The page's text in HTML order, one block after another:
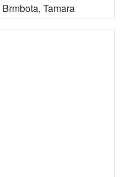
Brmbota, Tamara